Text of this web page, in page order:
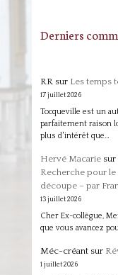
Derniers
RRsur Les temps
17 juillet 2026
Tocqueville est un
parfaitement raison
plus d'intérêt que…
Hervé Macariesur
Recherche pour
découpe – par
13 juillet 2026
Cher Ex-collègue,
que vous avancez
Méc-créantsur
1 juillet 2026